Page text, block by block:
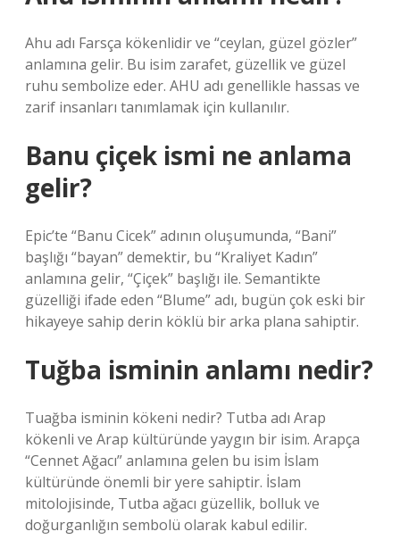
Ahu adı Farsça kökenlidir ve “ceylan, güzel gözler”
anlamına gelir. Bu isim zarafet, güzellik ve güzel
ruhu sembolize eder. AHU adı genellikle hassas ve
zarif insanları tanımlamak için kullanılır.
Banu çiçek ismi ne anlama
gelir?
Epic’te “Banu Cicek” adının oluşumunda, “Bani”
başlığı “bayan” demektir, bu “Kraliyet Kadın”
anlamına gelir, “Çiçek” başlığı ile. Semantikte
güzelliği ifade eden “Blume” adı, bugün çok eski bir
hikayeye sahip derin köklü bir arka plana sahiptir.
Tuğba isminin anlamı nedir?
Tuağba isminin kökeni nedir? Tutba adı Arap
kökenli ve Arap kültüründe yaygın bir isim. Arapça
“Cennet Ağacı” anlamına gelen bu isim İslam
kültüründe önemli bir yere sahiptir. İslam
mitolojisinde, Tutba ağacı güzellik, bolluk ve
doğurganlığın sembolü olarak kabul edilir.